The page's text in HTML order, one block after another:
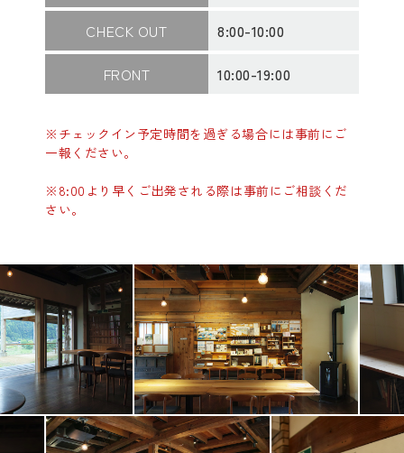
CHECK OUT
8:00-10:00
FRONT
10:00-19:00
※チェックイン予定時間を過ぎる場合には事前にご
一報ください。
※8:00より早くご出発される際は事前にご相談くだ
さい。